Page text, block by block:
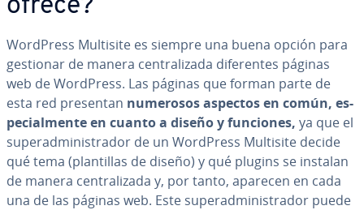
ofrece?
WordPress Multisite es siempre una buena opción para
gestionar de manera ce­n­tra­li­za­da di­fe­re­n­tes páginas
web de WordPress. Las páginas que forman parte de
esta red presentan numerosos aspectos en común, es­
pe­cia­l­me­n­te en cuanto a diseño y funciones, ya que el
su­per­ad­mi­ni­s­tra­dor de un WordPress Multisite decide
qué tema (pla­n­ti­llas de diseño) y qué plugins se instalan
de manera ce­n­tra­li­za­da y, por tanto, aparecen en cada
una de las páginas web. Este su­per­ad­mi­ni­s­tra­dor puede